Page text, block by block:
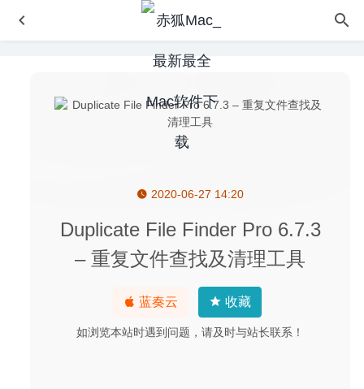
2020-06-27 14:20
Duplicate File Finder Pro 6.7.3
– 重复文件查找及清理工具
蓝奏云 收藏
如浏览本站时遇到问题，请及时与站长联系！
Bob 0.4.0 for Mac中文版-非常好用的划词翻译和截图翻译
MacClean 3.6.1 – 智能的MacOS系统清理工具
Movavi Slideshow Maker 6.7.0 中文版-视频编辑与格式转
BlueHarvest 8.5 中文版-优秀的磁盘垃圾文件清理工具
2026-06-02